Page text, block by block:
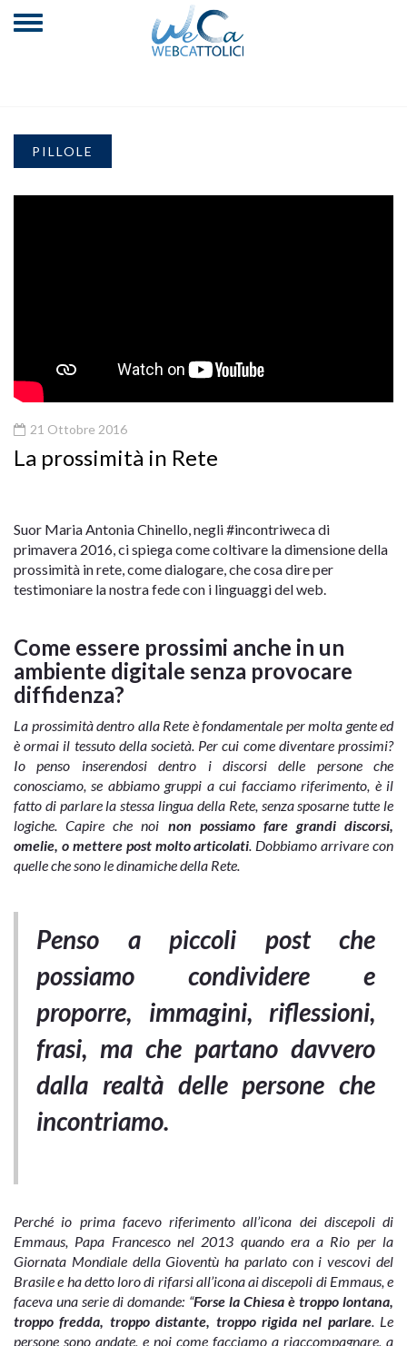
PILLOLE
21 Ottobre 2016
La prossimità in Rete
Suor Maria Antonia Chinello, negli #incontriweca di
primavera 2016, ci spiega come coltivare la dimensione della
prossimità in rete, come dialogare, che cosa dire per
testimoniare la nostra fede con i linguaggi del web.
Come essere prossimi anche in un
ambiente digitale senza provocare
diffidenza?
La prossimità dentro alla Rete è fondamentale per molta gente ed
è ormai il tessuto della società. Per cui come diventare prossimi?
Io penso inserendosi dentro i discorsi delle persone che
conosciamo, se abbiamo gruppi a cui facciamo riferimento, è il
fatto di parlare la stessa lingua della Rete, senza sposarne tutte le
logiche.Capire che noi non possiamo fare grandi discorsi,
omelie, o mettere post molto articolati. Dobbiamo arrivare con
quelle che sono le dinamiche della Rete.
Penso a piccoli post che
possiamo condividere e
proporre, immagini, riflessioni,
frasi, ma che partano davvero
dalla realtà delle persone che
incontriamo.
Perché io prima facevo riferimento all’icona dei discepoli di
Emmaus, Papa Francesco nel 2013 quando era a Rio per la
Giornata Mondiale della Gioventù ha parlato con i vescovi del
Brasile e ha detto loro di rifarsi all’icona ai discepoli di Emmaus, e
faceva una serie di domande: “Forse la Chiesa è troppo lontana,
troppo fredda, troppo distante, troppo rigida nel parlare. Le
persone sono andate, e noi come facciamo a riaccompagnare, a